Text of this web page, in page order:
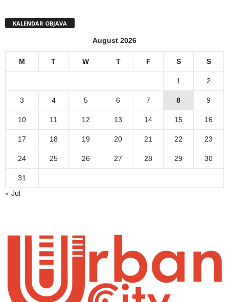
KALENDAR OBJAVA
August 2026
M T W T F S S
1 2
3 4 5 6 7 8 9
10 11 12 13 14 15 16
17 18 19 20 21 22 23
24 25 26 27 28 29 30
31
« Jul